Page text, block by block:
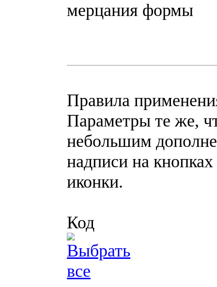
мерцания формы
Правила
Параметры те же,
небольшим
надписи на
иконки.
Код